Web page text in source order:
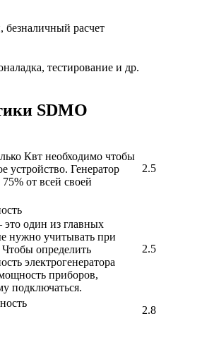
расчет
тестирование и др.
SDMO
Квт необходимо чтобы
устройство. Генератор
от всей своей
2.5
один из главных
нужно учитывать при
определить
электрогенератора
приборов,
подключаться.
2.5
2.8